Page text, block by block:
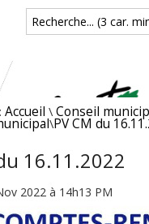
principal
Recherche... (3 car.
Accueil \ Conseil
\PV CM du
16.11.2022
2022 à 14h13 PM